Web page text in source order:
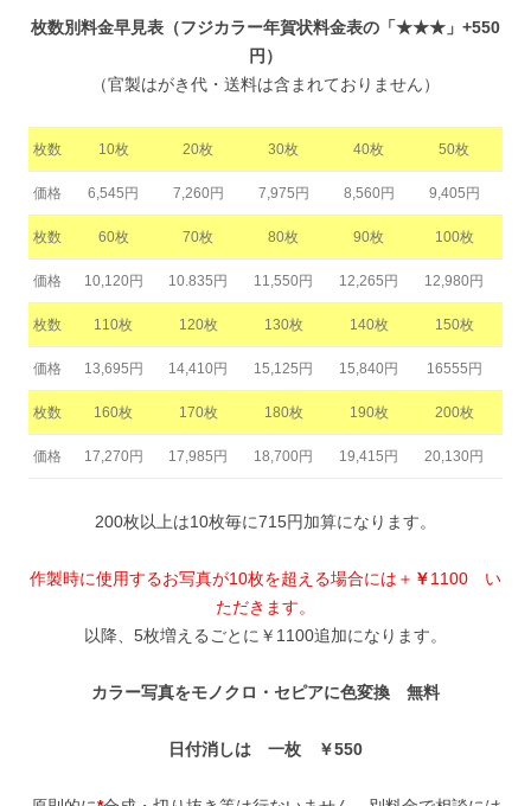
枚数別料金早見表（フジカラー年賀状料金表の「★★★」+550
円）
（官製はがき代・送料は含まれておりません）
枚数 10枚 20枚 30枚 40枚 50枚
価格 6,545円 7,260円 7,975円 8,560円 9,405円
枚数 60枚 70枚 80枚 90枚 100枚
価格 10,120円 10.835円 11,550円 12,265円 12,980円
枚数 110枚 120枚 130枚 140枚 150枚
価格 13,695円 14,410円 15,125円 15,840円 16555円
枚数 160枚 170枚 180枚 190枚 200枚
価格 17,270円 17,985円 18,700円 19,415円 20,130円
200枚以上は10枚毎に715円加算になります。
作製時に使用するお写真が10枚を超える場合には＋ ￥1100 い
ただきます。
以降、5枚増えるごとに￥1100追加になります。
カラー写真をモノクロ・セピアに色変換 無料
日付消しは 一枚 ￥550